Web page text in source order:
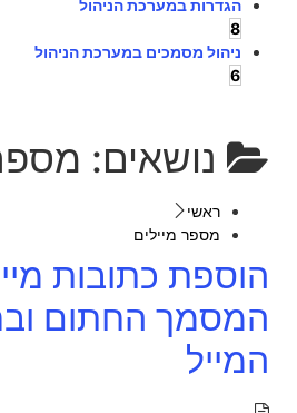
הגדרות במערכת הניהול
8
ניהול מסמכים במערכת הניהול
6
נושאים:
ראשי
מספר מיילים
הוספת כתובות
המסמך החתום
המייל